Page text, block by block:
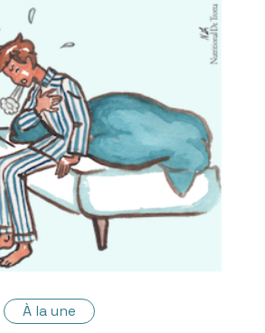
Dr. Pascal Trotta le ofrece
eficaces y naturales.
que este medicamento trata
alergias primaverales: el
en particular, mediante
natural duradero, eficaz y sin
À la une